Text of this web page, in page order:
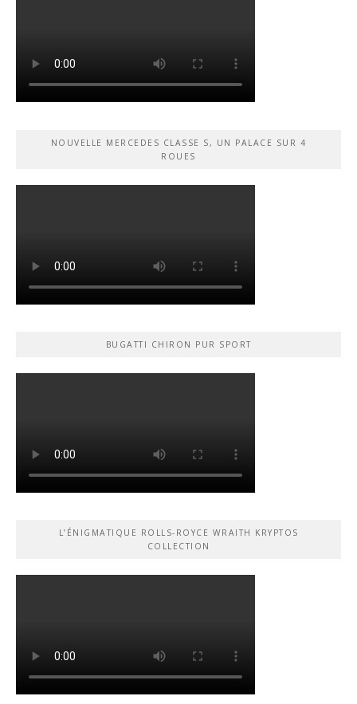
NOUVELLE MERCEDES CLASSE S, UN PALACE SUR 4
ROUES
BUGATTI CHIRON PUR SPORT
L’ÉNIGMATIQUE ROLLS-ROYCE WRAITH KRYPTOS
COLLECTION